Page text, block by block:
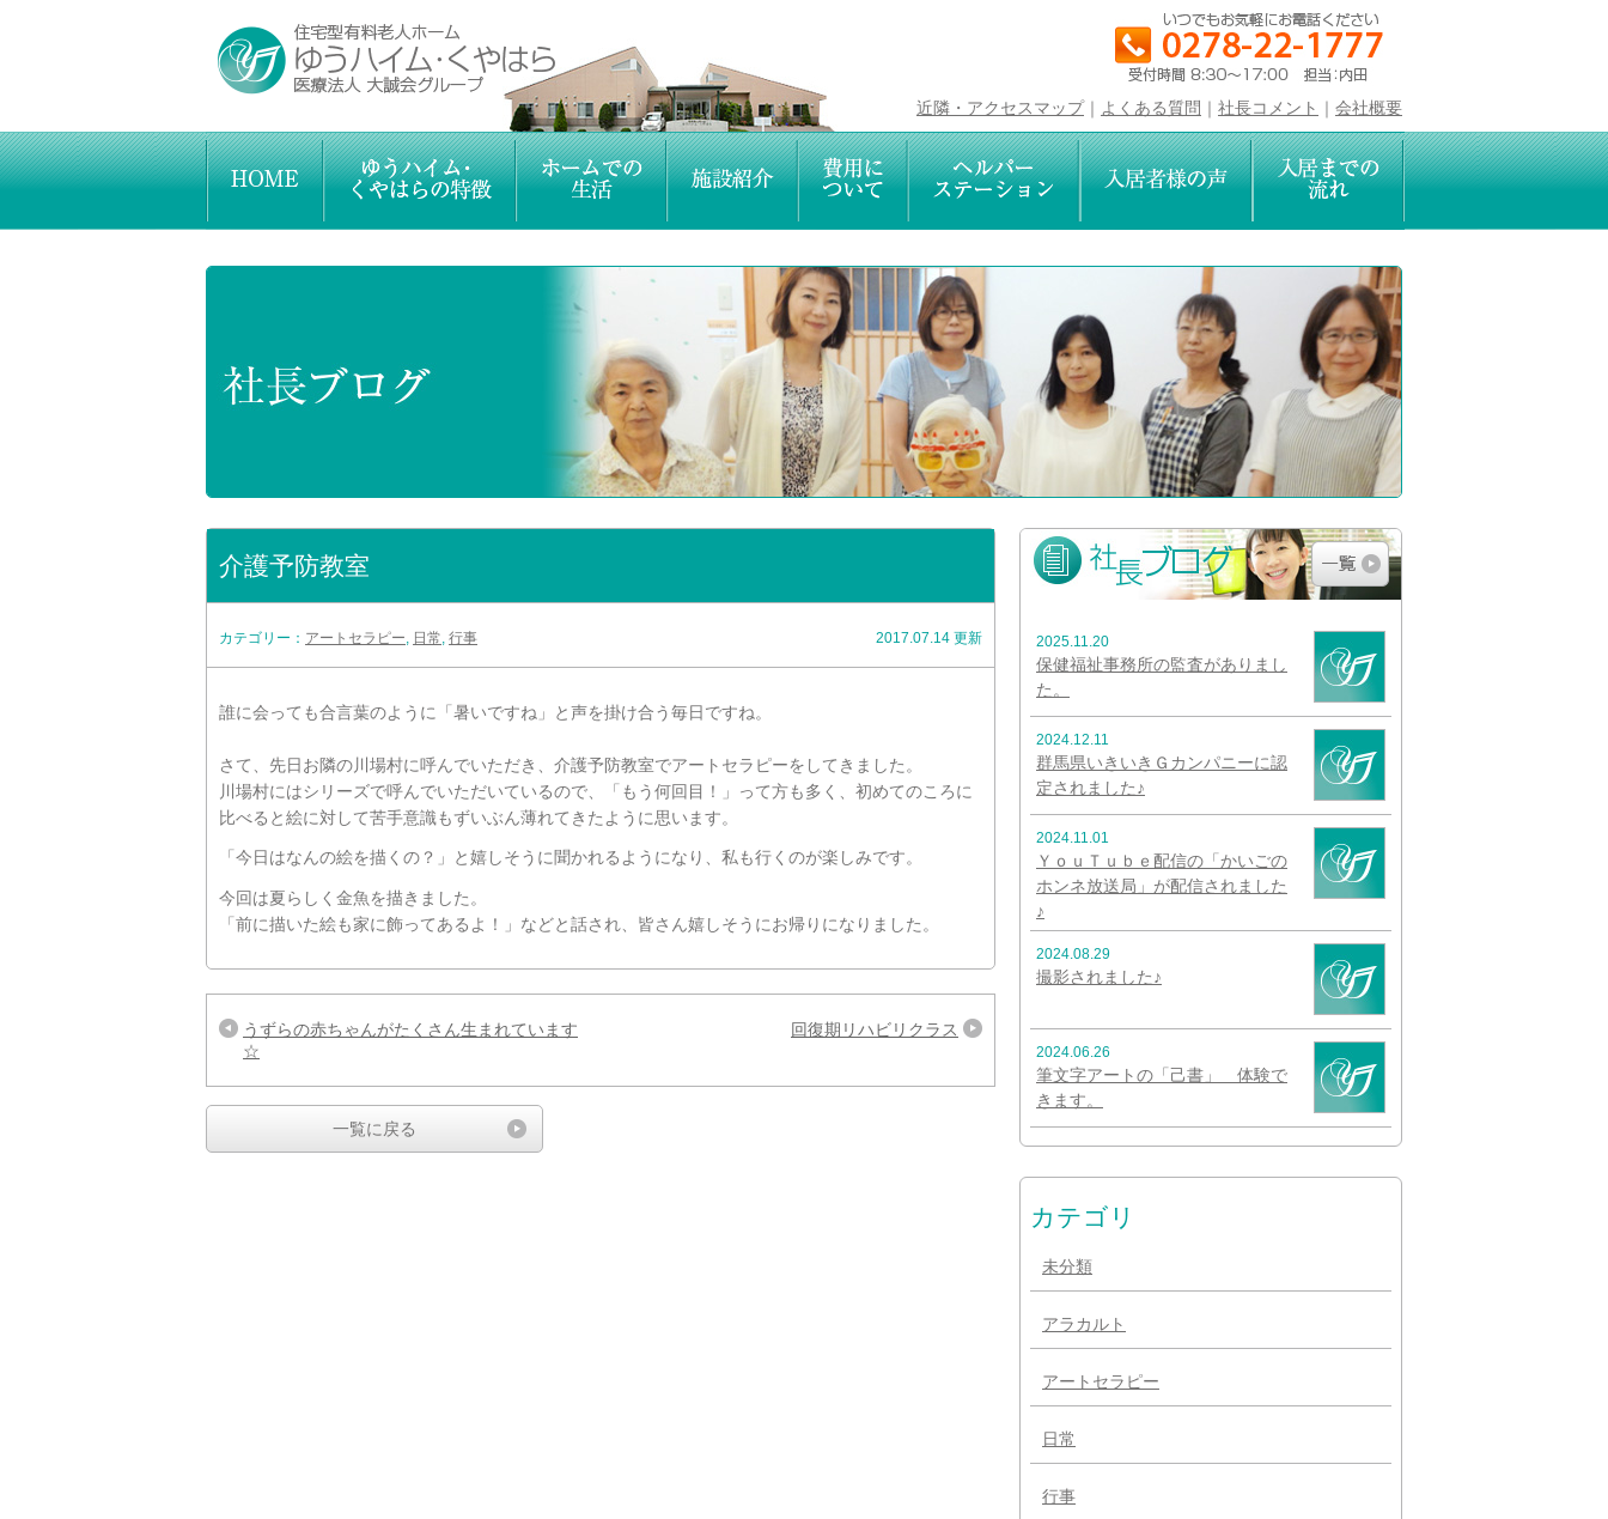
近隣・アクセスマップ｜ よくある質問 ｜ 社長コメント ｜ 会社概要
介護予防教室
カテゴリー： アートセラピー, 日常, 行事 2017.07.14 更新
誰に会っても合言葉のように「暑いですね」と声を掛け合う毎日ですね。
さて、先日お隣の川場村に呼んでいただき、介護予防教室でアートセラピーをしてきました。
川場村にはシリーズで呼んでいただいているので、「もう何回目！」って方も多く、初めてのころに
比べると絵に対して苦手意識もずいぶん薄れてきたように思います。
「今日はなんの絵を描くの？」と嬉しそうに聞かれるようになり、私も行くのが楽しみです。
今回は夏らしく金魚を描きました。
「前に描いた絵も家に飾ってあるよ！」などと話され、皆さん嬉しそうにお帰りになりました。
うずらの赤ちゃんがたくさん生まれています
☆
回復期リハビリクラス
一覧に戻る
2025.11.20
保健福祉事務所の監査がありまし
た。
2024.12.11
群馬県いきいきＧカンパニーに認
定されました♪
2024.11.01
ＹｏｕＴｕｂｅ配信の「かいごの
ホンネ放送局」が配信されました
♪
2024.08.29
撮影されました♪
2024.06.26
筆文字アートの「己書」 体験で
きます。
カテゴリ
未分類
アラカルト
アートセラピー
日常
行事